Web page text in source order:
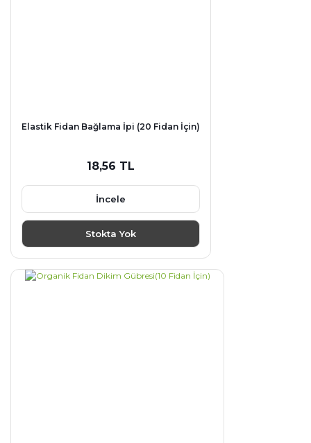
Elastik Fidan Bağlama İpi (20 Fidan İçin)
18,56 TL
İncele
Stokta Yok